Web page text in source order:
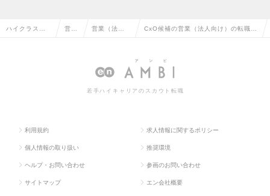
ハイクラス求 営業 営業（法人 CxO候補の営業（法人向け）の転職・
若手ハイキャリアのスカウト転職
利用規約 求人情報に関するポリシー
個人情報の取り扱い 推奨環境
ヘルプ・お問い合わせ 参画のお問い合わせ
サイトマップ エン会社概要